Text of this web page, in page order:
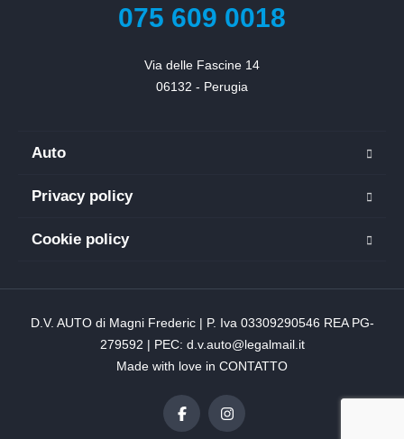
075 609 0018
Via delle Fascine 14
06132 - Perugia
Auto
Privacy policy
Cookie policy
D.V. AUTO di Magni Frederic | P. Iva 03309290546 REA PG-
279592 | PEC: d.v.auto@legalmail.it
Made with love in CONTATTO